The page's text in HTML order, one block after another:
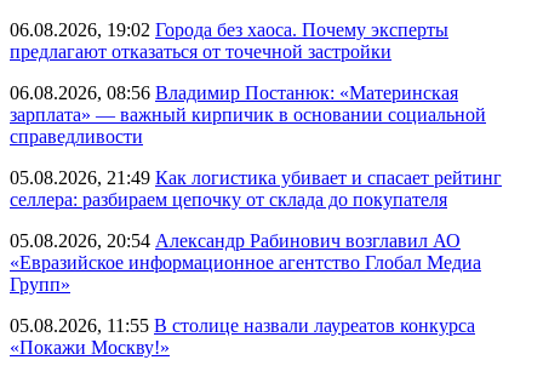
06.08.2026, 19:02 Города без хаоса. Почему эксперты
предлагают отказаться от точечной застройки
06.08.2026, 08:56 Владимир Постанюк: «Материнская
зарплата» — важный кирпичик в основании социальной
справедливости
05.08.2026, 21:49 Как логистика убивает и спасает рейтинг
селлера: разбираем цепочку от склада до покупателя
05.08.2026, 20:54 Александр Рабинович возглавил АО
«Евразийское информационное агентство Глобал Медиа
Групп»
05.08.2026, 11:55 В столице назвали лауреатов конкурса
«Покажи Москву!»